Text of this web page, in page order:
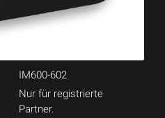
IM600-602
Nur für registrierte
Partner.